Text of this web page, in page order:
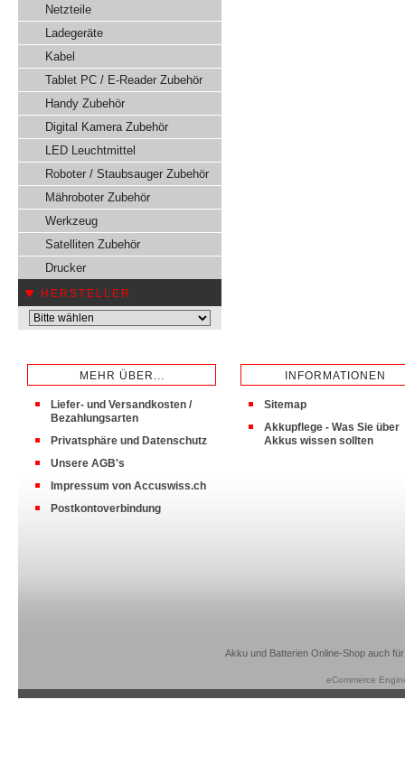
Netzteile
Ladegeräte
Kabel
Tablet PC / E-Reader Zubehör
Handy Zubehör
Digital Kamera Zubehör
LED Leuchtmittel
Roboter / Staubsauger Zubehör
Mähroboter Zubehör
Werkzeug
Satelliten Zubehör
Drucker
HERSTELLER
MEHR ÜBER...
Liefer- und Versandkosten /
Bezahlungsarten
Privatsphäre und Datenschutz
Unsere AGB's
Impressum von Accuswiss.ch
Postkontoverbindung
INFORMATIONEN
Sitemap
Akkupflege - Was Sie über
Akkus wissen sollten
Akku und Batterien Online-Shop auch
eCommerce